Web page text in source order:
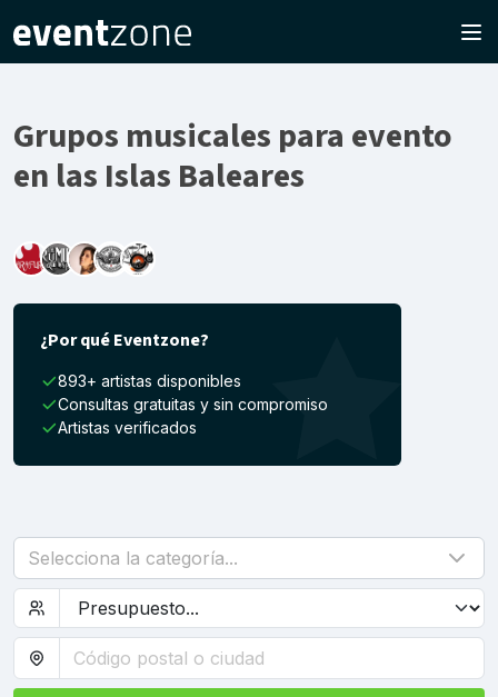
Grupos musicales para evento
en las Islas Baleares
¿Por qué Eventzone?
893+ artistas disponibles
Consultas gratuitas y sin compromiso
Artistas verificados
Selecciona la categoría...